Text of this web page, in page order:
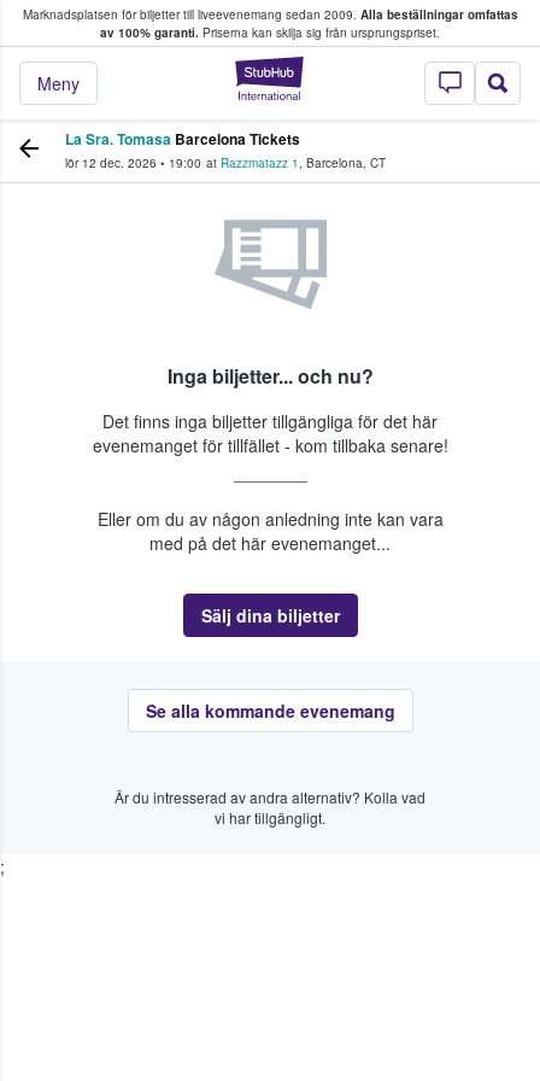
Marknadsplatsen för biljetter till liveevenemang sedan 2009. Alla beställningar omfattas
av 100% garanti. Priserna kan skilja sig från ursprungspriset.
StubHub – där
Meny
köper och säljer biljetter.
La Sra. Tomasa Barcelona Tickets
lör 12 dec. 2026 • 19:00 at Razzmatazz 1, Barcelona, CT
Inga biljetter... och nu?
Det finns inga biljetter tillgängliga för det här
evenemanget för tillfället - kom tillbaka senare!
Eller om du av någon anledning inte kan vara
med på det här evenemanget...
Sälj dina biljetter
Se alla kommande evenemang
Är du intresserad av andra alternativ? Kolla vad
vi har tillgängligt.
;